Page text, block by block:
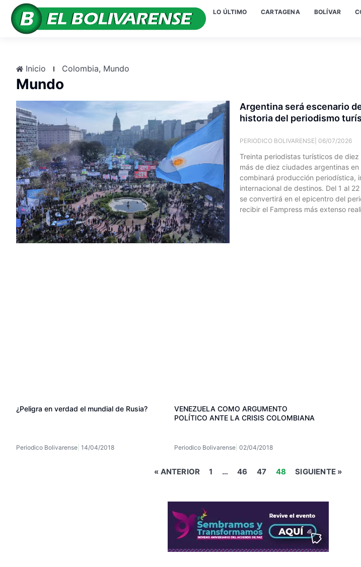
LO ÚLTIMO CARTAGENA BOLÍVAR
Inicio Colombia, Mundo
Mundo
Argentina será escenario
historia del periodismo
PERIODICO BOLIVARENSE 06/07/2026
Treinta periodistas turísticos de
más de diez ciudades argentinas
combinará producción periodística,
internacional de destinos. Del 1 al
se convertirá en el epicentro del
recibir el Fampress más extenso
¿Peligra en verdad el mundial de Rusia?
Periodico Bolivarense 14/04/2018
VENEZUELA COMO ARGUMENTO
POLÍTICO ANTE LA CRISIS COLOMBIANA
Periodico Bolivarense 02/04/2018
« ANTERIOR 1 … 46 47 48 SIGUIENTE »